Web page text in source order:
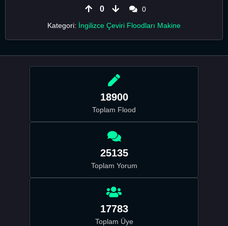
0
0
Kategori: İngilizce Çeviri Floodları Makine
18900
Toplam Flood
25135
Toplam Yorum
17783
Toplam Üye